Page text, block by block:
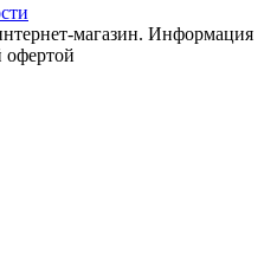
магазин. Информация
офертой